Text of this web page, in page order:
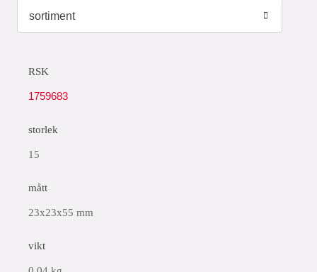
RSK
1759683
storlek
15
mått
23x23x55 mm
vikt